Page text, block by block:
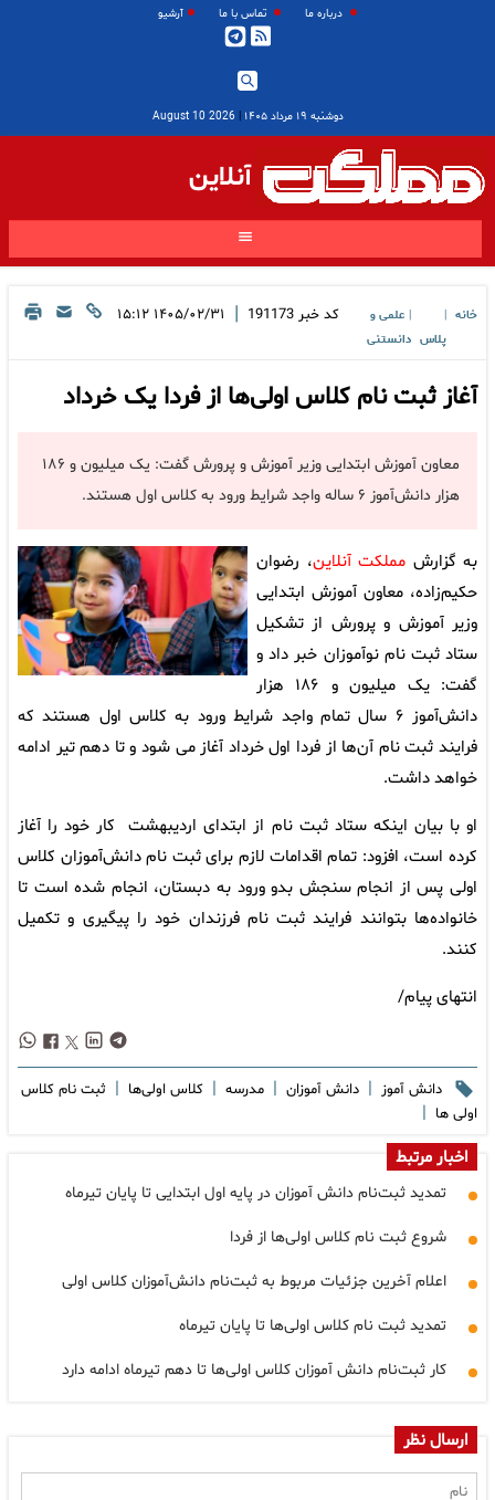
درباره ما تماس با ما آرشیو
دوشنبه ۱۹ مرداد ۱۴۰۵ |
2026 August 10
آنلاین
خانه
پلاس
علمی و
دانستنی
کد خبر 191173
| ۱۴۰۵/۰۲/۳۱ ۱۵:۱۲
آغاز ثبت نام کلاس اولی‌ها از فردا یک خرداد
معاون آموزش ابتدایی وزیر آموزش و پرورش گفت: یک میلیون و ۱۸۶
هزار دانش‌آموز ۶ ساله واجد شرایط ورود به کلاس اول هستند.
به گزارش مملکت آنلاین، رضوان
حکیم‌زاده، معاون آموزش ابتدایی
وزیر آموزش و پرورش از تشکیل
ستاد ثبت نام نوآموزان خبر داد و
گفت: یک میلیون و ۱۸۶ هزار
دانش‌آموز ۶ سال تمام واجد شرایط ورود به کلاس اول هستند که
فرایند ثبت نام آن‌ها از فردا اول خرداد آغاز می شود و تا دهم تیر ادامه
خواهد داشت.
او با بیان اینکه ستاد ثبت نام از ابتدای اردیبهشت کار خود را آغاز
کرده است، افزود: تمام اقدامات لازم برای ثبت نام دانش‌آموزان کلاس
اولی پس از انجام سنجش بدو ورود به دبستان، انجام شده است تا
خانواده‌ها بتوانند فرایند ثبت نام فرزندان خود را پیگیری و تکمیل
کنند.
انتهای پیام/
دانش آموز | دانش آموزان | مدرسه | کلاس اولی‌ها | ثبت نام کلاس
اولی ها |
اخبار مرتبط
تمدید ثبت‌نام دانش آموزان در پایه اول ابتدایی تا پایان تیرماه
شروع ثبت نام کلاس اولی‌ها از فردا
اعلام آخرین جزئیات مربوط به ثبت‌نام دانش‌آموزان کلاس اولی
تمدید ثبت نام کلاس اولی‌ها تا پایان تیرماه
کار ثبت‌نام دانش آموزان کلاس اولی‌ها تا دهم تیرماه ادامه دارد
ارسال نظر